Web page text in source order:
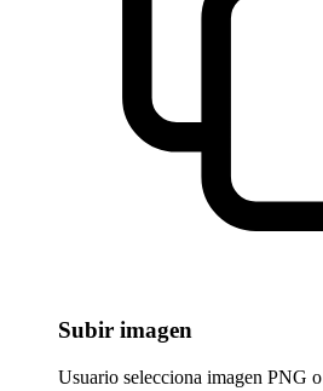
Subir imagen
Usuario selecciona imagen PNG